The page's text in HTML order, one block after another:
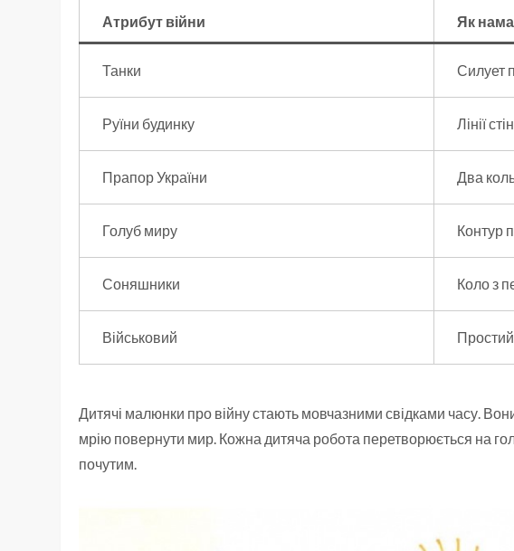
Атрибут війни Як
Танки Силует
Руїни будинку Лінії
Прапор України Два
Голуб миру Контур
Соняшники Коло з
Військовий Простий
Дитячі малюнки про війну стають мовчазними свідками часу.
мрію повернути мир. Кожна дитяча робота перетворюється на
почутим.